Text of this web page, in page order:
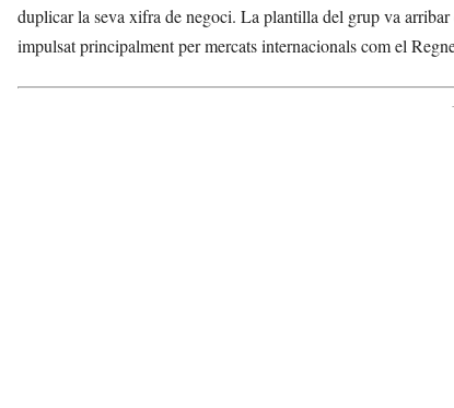
duplicar la seva xifra de negoci. La plantilla del grup va
impulsat principalment per mercats internacionals com el